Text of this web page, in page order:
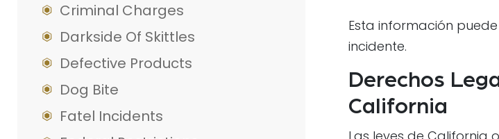
Criminal Charges
Darkside Of Skittles
Defective Products
Dog Bite
Fatel Incidents
Esta información
incidente.
Derechos
California